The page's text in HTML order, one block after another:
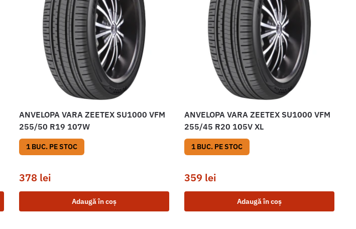
ANVELOPA VARA ZEETEX SU1000 VFM
255/50 R19 107W
1 BUC. PE STOC
378 lei
Adaugă în coș
ANVELOPA VARA ZEETEX SU1000 VFM
255/45 R20 105V XL
1 BUC. PE STOC
359 lei
Adaugă în coș